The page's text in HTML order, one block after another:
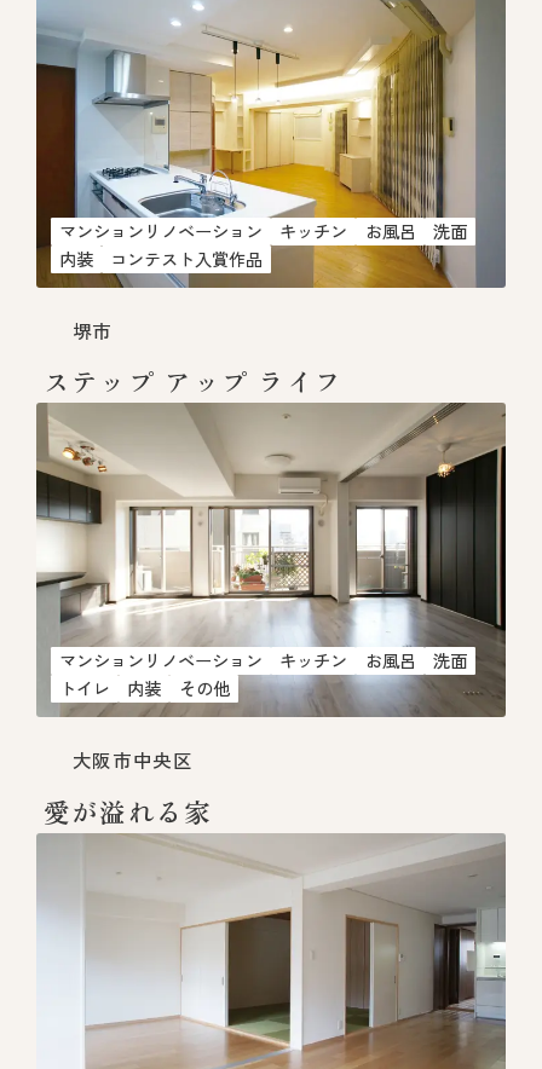
マンションリノベーション キッチン お風呂
洗面
内装
コンテスト入賞作品
堺市
ステップ アップ ライフ
マンションリノベーション キッチン お風呂
洗面
トイレ
内装 その他
大阪市中央区
愛が溢れる家